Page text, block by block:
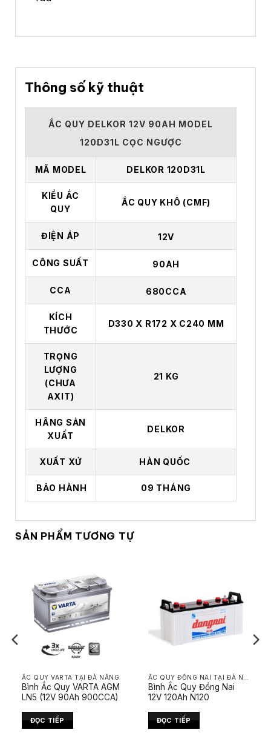
Thông số kỹ thuật
ẮC QUY DELKOR 12V 90AH MODEL
120D31L CỌC NGƯỢC
MÃ MODEL DELKOR 120D31L
KIỂU ẮC
QUY
ẮC QUY KHÔ (CMF)
ĐIỆN ÁP 12V
CÔNG SUẤT 90AH
CCA 680CCA
KÍCH
THƯỚC
D330 X R172 X C240 MM
TRỌNG
LƯỢNG
(CHƯA
AXIT)
21 KG
HÃNG SẢN
XUẤT
DELKOR
XUẤT XỨ HÀN QUỐC
BẢO HÀNH 09 THÁNG
SẢN PHẨM TƯƠNG TỰ
ẮC QUY VARTA TẠI ĐÀ NẴNG
Bình Ắc Quy VARTA AGM
LN5 (12V 90Ah 900CCA)
ĐỌC TIẾP
Bình Ắc Quy Đồng Nai
12V 120Ah N120
ĐỌC TIẾP